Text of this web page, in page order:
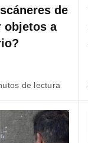
de
objetos a
de lectura